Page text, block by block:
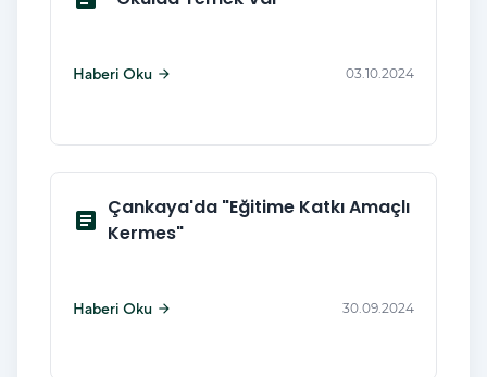
Haberi Oku arrow_forward 03.10.2024
article
Çankaya'da "Eğitime Katkı Amaçlı
Kermes"
Haberi Oku arrow_forward 30.09.2024